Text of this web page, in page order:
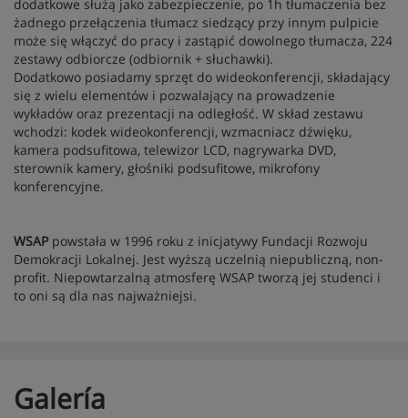
dodatkowe służą jako zabezpieczenie, po 1h tłumaczenia bez
żadnego przełączenia tłumacz siedzący przy innym pulpicie
może się włączyć do pracy i zastąpić dowolnego tłumacza, 224
zestawy odbiorcze (odbiornik + słuchawki).
Dodatkowo posiadamy sprzęt do wideokonferencji, składający
się z wielu elementów i pozwalający na prowadzenie
wykładów oraz prezentacji na odległość. W skład zestawu
wchodzi: kodek wideokonferencji, wzmacniacz dźwięku,
kamera podsufitowa, telewizor LCD, nagrywarka DVD,
sterownik kamery, głośniki podsufitowe, mikrofony
konferencyjne.
WSAPpowstała w 1996 roku z inicjatywy Fundacji Rozwoju
Demokracji Lokalnej. Jest wyższą uczelnią niepubliczną, non-
profit. Niepowtarzalną atmosferę WSAP tworzą jej studenci i
to oni są dla nas najważniejsi.
Galería